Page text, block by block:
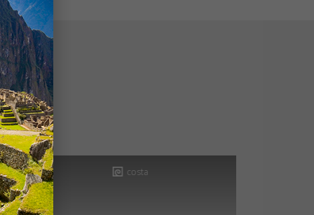
costa